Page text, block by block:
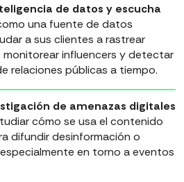
de datos y escucha
una fuente de datos
a sus clientes a rastrear
monitorear influencers y detectar
relaciones públicas a tiempo.
de amenazas digitales
cómo se usa el contenido
difundir desinformación o
en torno a eventos